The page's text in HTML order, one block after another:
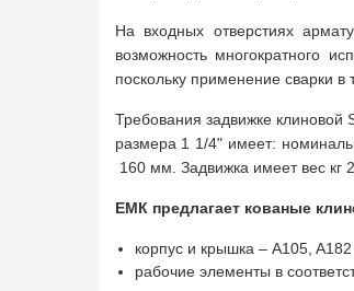
На входных отверстиях
возможность многократного
поскольку применение сварки в
Требования задвижке клиновой
размера 1 1/4" имеет:
160 мм. Задвижка имеет вес кг
ЕМК предлагает кованые
корпус и крышка – A105,
рабочие элементы в